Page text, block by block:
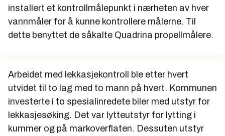
installert et kontrollmålepunkt i nærheten av hver
vannmåler for å kunne kontrollere målerne. Til
dette benyttet de såkalte Quadrina propellmålere.
Arbeidet med lekkasjekontroll ble etter hvert
utvidet til to lag med to mann på hvert. Kommunen
investerte i to spesialinredete biler med utstyr for
lekkasjesøking. Det var lytteutstyr for lytting i
kummer og på markoverflaten. Dessuten utstyr